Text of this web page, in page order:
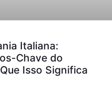
Italiana:
Chave do
Isso Significa